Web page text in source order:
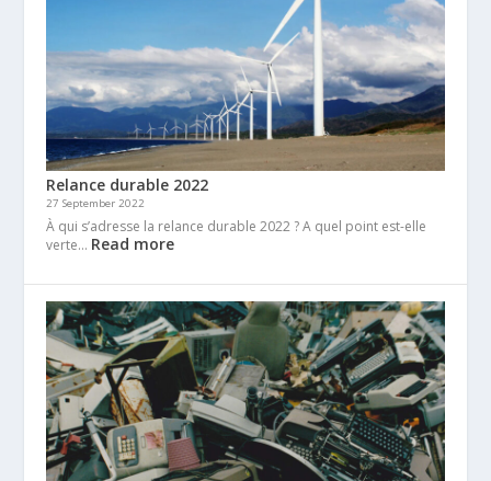
Relance durable 2022
27 September 2022
À qui s’adresse la relance durable 2022 ? A quel point est-elle
verte… Read more